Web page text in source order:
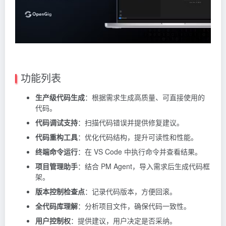
功能列表
生产级代码生成：根据需求生成高质量、可直接使用的
代码。
代码调试支持：扫描代码错误并提供修复建议。
代码重构工具：优化代码结构，提升可读性和性能。
终端命令运行：在 VS Code 中执行命令并查看结果。
项目管理助手：结合 PM Agent，导入需求后生成代码框
架。
版本控制检查点：记录代码版本，方便回滚。
全代码库理解：分析项目文件，确保代码一致性。
用户控制权：提供建议，用户决定是否采纳。